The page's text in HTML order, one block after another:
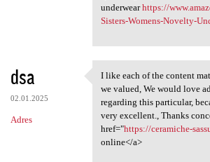
underwearhttps://
Sisters-Womens-Novelty-
dsa
02.01.2025
Adres
I like each of the
I like each of the content
we valued, We would love
regarding this particular,
very excellent., Thanks
href="https://ceramiche-
online</a>